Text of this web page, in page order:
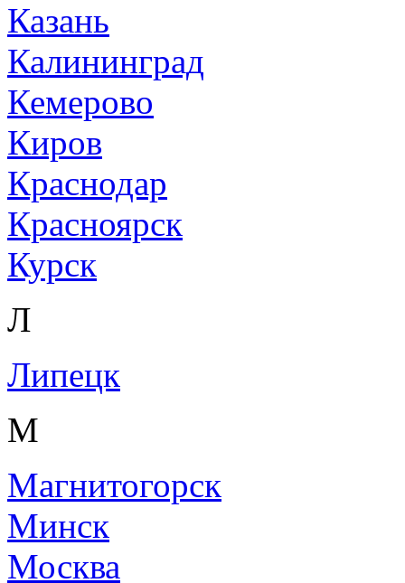
Казань
Калининград
Кемерово
Киров
Краснодар
Красноярск
Курск
Л
Липецк
М
Магнитогорск
Минск
Москва